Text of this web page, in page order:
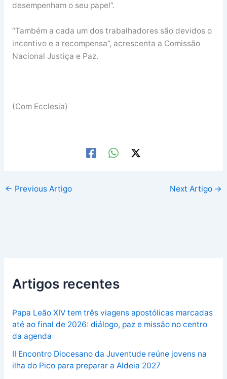
desempenham o seu papel”.
“Também a cada um dos trabalhadores são devidos o
incentivo e a recompensa”, acrescenta a Comissão
Nacional Justiça e Paz.
(Com Ecclesia)
← Previous Artigo Next Artigo →
Artigos recentes
Papa Leão XIV tem três viagens apostólicas marcadas
até ao final de 2026: diálogo, paz e missão no centro
da agenda
II Encontro Diocesano da Juventude reúne jovens na
ilha do Pico para preparar a Aldeia 2027